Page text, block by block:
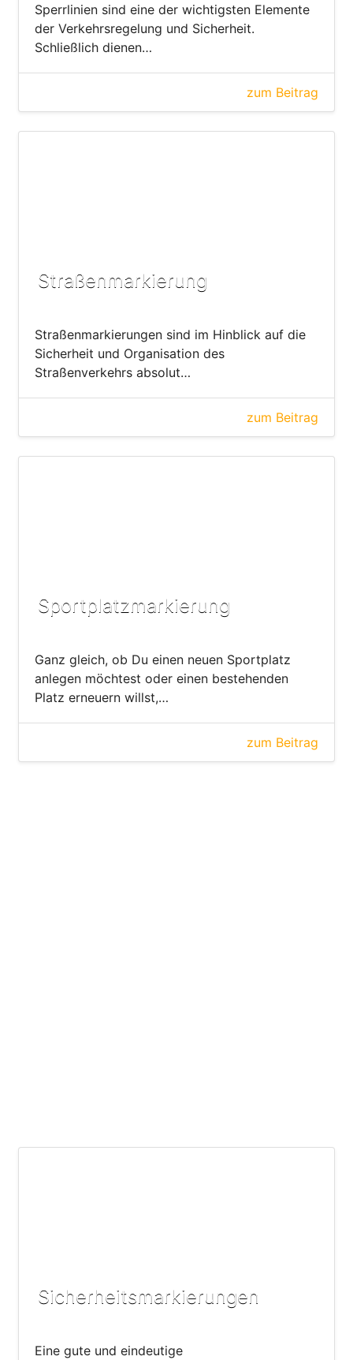
Sperrlinien sind eine der wichtigsten Elemente
der Verkehrsregelung und Sicherheit.
Schließlich dienen…
zum Beitrag
Straßenmarkierung
Straßenmarkierungen sind im Hinblick auf die
Sicherheit und Organisation des
Straßenverkehrs absolut…
zum Beitrag
Sportplatzmarkierung
Ganz gleich, ob Du einen neuen Sportplatz
anlegen möchtest oder einen bestehenden
Platz erneuern willst,…
zum Beitrag
Sicherheitsmarkierungen
Eine gute und eindeutige